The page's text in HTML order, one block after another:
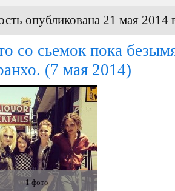
опубликована 21 мая 2014
со сьемок пока
(7 мая 2014)
1 фото